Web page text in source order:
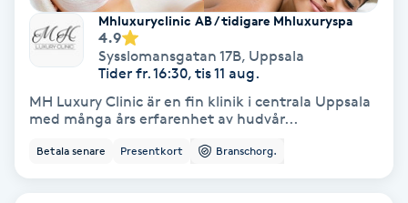
Medium
Megavolymfransar
Melasma
Mhluxuryclinic AB / tidigare Mhluxuryspa
4.9
Sysslomansgatan 17B, Uppsala
Tider fr. 16:30, tis 11 aug.
MH Luxury Clinic är en fin klinik i centrala Uppsala
med många års erfarenhet av hudvår...
Betala senare Presentkort Branschorg.